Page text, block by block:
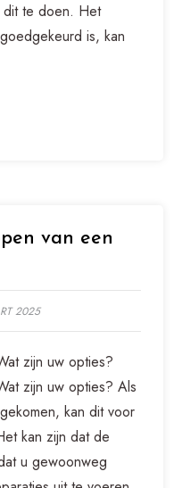
dit te doen. Het
is, kan
van een
2025
zijn uw opties?
zijn uw opties? Als
kan dit voor
kan zijn dat de
u gewoonweg